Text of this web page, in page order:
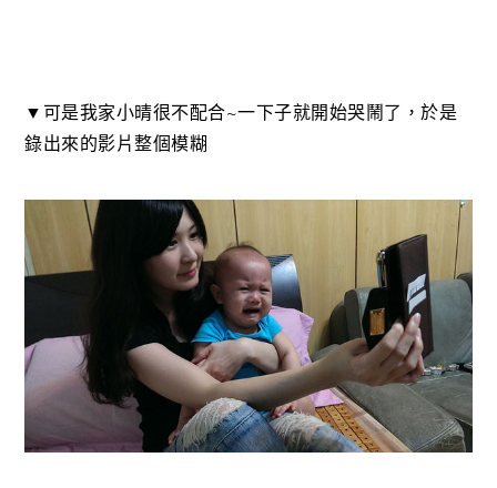
▼可是我家小晴很不配合~一下子就開始哭鬧了，於是
錄出來的影片整個模糊